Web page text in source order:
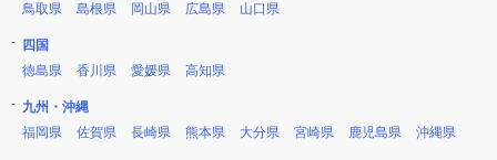
鳥取県
島根県 岡山県 広島県 山口県
四国
徳島県
香川県 愛媛県 高知県
九州・沖縄
福岡県
佐賀県 長崎県 熊本県 大分県 宮崎県 鹿児島県 沖縄県